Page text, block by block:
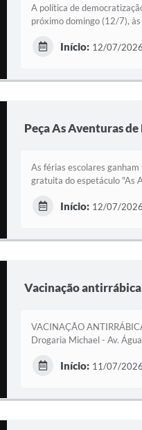
A política de
próximo domingo (12/7),
Início: 12/07/
Peça As Aventuras
As férias escolares
gratuita do espetáculo "As
Início: 12/07/2026
Vacinação antirrábica
VACINAÇÃO
Drogaria Michael - Av.
Início: 11/07/